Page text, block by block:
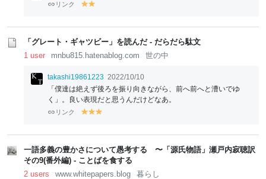
リンク
y
lo
w
lo
w
「グレート・ギャツビー」を読んだ - だらだら駄文
1 user
mnbu815.hatenablog.com 世の中
takashi19861223 2022/10/10
「僕達は絶えず後ろを振り向きながら、前へ前へと漕いでゆ
く」。良い表現だと思うんだけどなあ。
リンク
y
lo
w
y
lo
w
lo
w
一語多義の豊かさについて愚考する 〜「源氏物語」瀬戸内寂聴訳
その9(番外編) - ことばを食する
2 users
www.whitepapers.blog 暮らし